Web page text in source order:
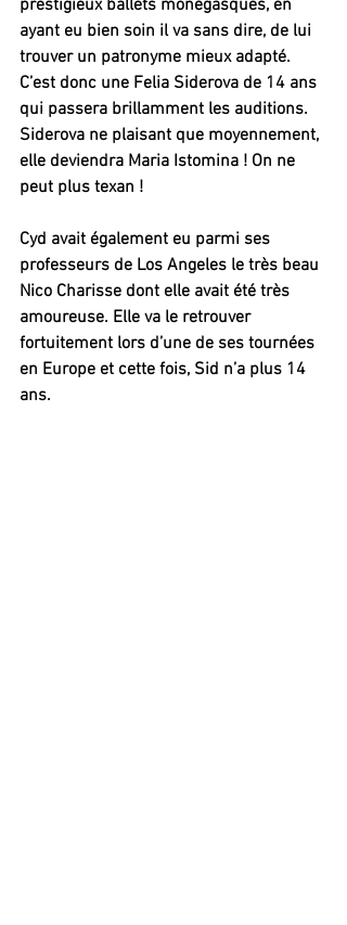
prestigieux ballets monégasques, en
ayant eu bien soin il va sans dire, de lui
trouver un patronyme mieux adapté.
C’est donc une Felia Siderova de 14 ans
qui passera brillamment les auditions.
Siderova ne plaisant que moyennement,
elle deviendra Maria Istomina ! On ne
peut plus texan !
Cyd avait également eu parmi ses
professeurs de Los Angeles le très beau
Nico Charisse dont elle avait été très
amoureuse. Elle va le retrouver
fortuitement lors d’une de ses tournées
en Europe et cette fois, Sid n’a plus 14
ans.